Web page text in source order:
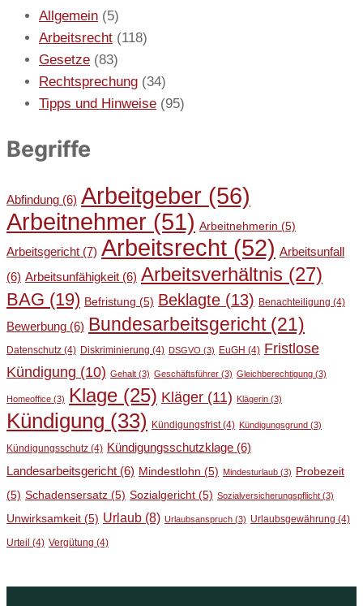
Allgemein (5)
Arbeitsrecht (118)
Gesetze (83)
Rechtsprechung (34)
Tipps und Hinweise (95)
Begriffe
Abfindung (6) Arbeitgeber (56)
Arbeitnehmer (51) Arbeitnehmerin (5)
Arbeitsgericht (7) Arbeitsrecht (52) Arbeitsunfall
(6) Arbeitsunfähigkeit (6) Arbeitsverhältnis (27)
BAG (19) Befristung (5) Beklagte (13) Benachteiligung (4)
Bewerbung (6) Bundesarbeitsgericht(21)
Datenschutz (4) Diskriminierung (4) DSGVO (3) EuGH (4) Fristlose
Kündigung (10) Gehalt (3) Geschäftsführer (3) Gleichberechtigung (3)
Homeoffice (3) Klage (25) Kläger (11) Klägerin (3)
Kündigung (33) Kündigungsfrist(4) Kündigungsgrund (3)
Kündigungsschutz (4) Kündigungsschutzklage (6)
Landesarbeitsgericht (6) Mindestlohn (5) Mindesturlaub (3)
Probezeit
(5) Schadensersatz (5) Sozialgericht (5) Sozialversicherungspflicht (3)
Unwirksamkeit (5) Urlaub (8) Urlaubsanspruch (3) Urlaubsgewährung (4)
Urteil (4) Vergütung (4)